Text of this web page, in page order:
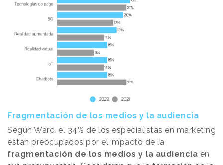
Fragmentación de los medios y la audiencia
Según Warc, el 34% de los especialistas en marketing
están preocupados por el impacto de la
fragmentación de los medios y la audiencia en